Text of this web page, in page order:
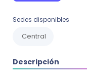
Sedes disponibles
Central
Descripción